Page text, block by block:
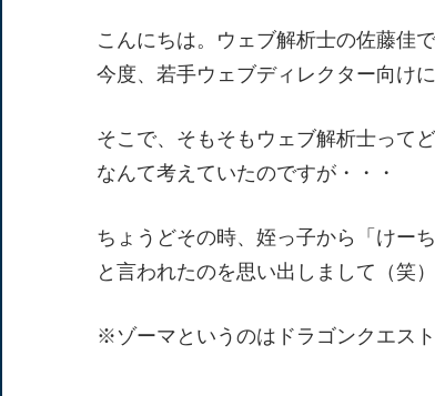
こんにちは。ウェブ解析士の佐藤佳で
今度、若手ウェブディレクター向け
そこで、そもそもウェブ解析士って
なんて考えていたのですが・・・
ちょうどその時、姪っ子から「けー
と言われたのを思い出しまして（笑）
※ゾーマというのはドラゴンクエス